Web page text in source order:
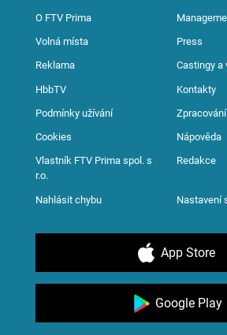
O FTV Prima
Volná místa Press
Reklama Castingy a
HbbTV Kontakty
Podmínky užívání
Cookies Nápověda
Vlastník FTV Prima spol. s
r.o.
Redakce
Nahlásit chybu Nastavení
App Store
Google Play